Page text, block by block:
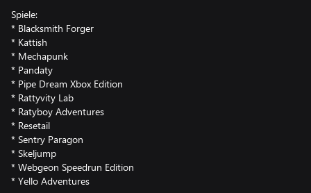
Spiele:
* Blacksmith Forger
* Kattish
* Mechapunk
* Pandaty
* Pipe Dream Xbox Edition
* Rattyvity Lab
* Ratyboy Adventures
* Resetail
* Sentry Paragon
* Skeljump
* Webgeon Speedrun Edition
* Yello Adventures